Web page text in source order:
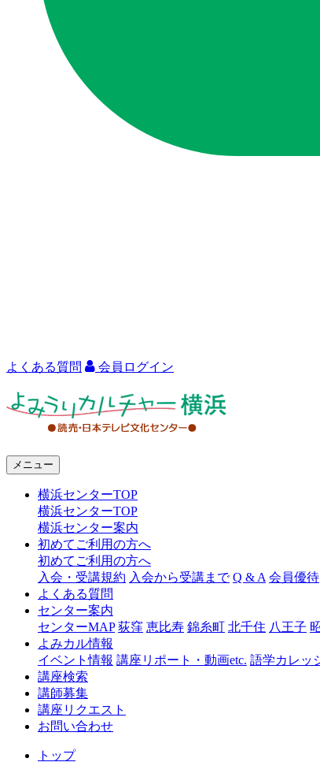
よくある質問 会員ログイン
ャ
横
浜
メニュー
横浜センターTOP
横浜センターTOP
横浜センター案内
初めてご利用の方へ
初めてご利用の方へ
入会・受講規約 入会から受講まで Q & A 会員優待
よくある質問
センター案内
センターMAP 荻窪 恵比寿 錦糸町 北千住 八王子
よみカル情報
イベント情報 講座リポート・動画etc. 語学カレッ
講座検索
講師募集
講座リクエスト
お問い合わせ
トップ